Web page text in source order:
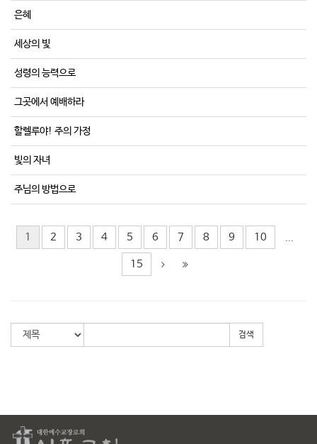
은혜
세상의 빛
성령의 능력으로
그곳에서 예배하라
할렐루야! 주의 가정
빛의 자녀
주님의 방법으로
1 2 3 4 5 6 7 8 9 10 ...
15
검색